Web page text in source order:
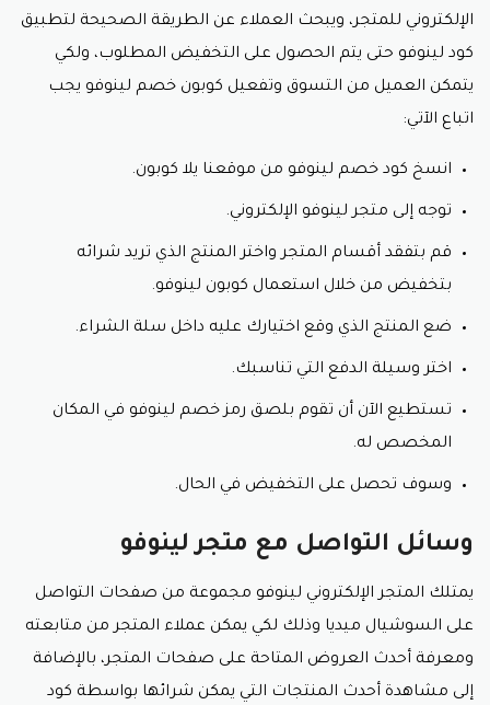
الإلكتروني للمتجر، ويبحث العملاء عن الطريقة الصحيحة لتطبيق
كود لينوفو حتى يتم الحصول على التخفيض المطلوب، ولكي
يتمكن العميل من التسوق وتفعيل كوبون خصم لينوفو يجب
اتباع الآتي:
انسخ كود خصم لينوفو من موقعنا يلا كوبون.
توجه إلى متجر لينوفو الإلكتروني.
قم بتفقد أقسام المتجر واختر المنتج الذي تريد شرائه
بتخفيض من خلال استعمال كوبون لينوفو.
ضع المنتج الذي وقع اختيارك عليه داخل سلة الشراء.
اختر وسيلة الدفع التي تناسبك.
تستطيع الآن أن تقوم بلصق رمز خصم لينوفو في المكان
المخصص له.
وسوف تحصل على التخفيض في الحال.
وسائل التواصل مع متجر لينوفو
يمتلك المتجر الإلكتروني لينوفو مجموعة من صفحات التواصل
على السوشيال ميديا وذلك لكي يمكن عملاء المتجر من متابعته
ومعرفة أحدث العروض المتاحة على صفحات المتجر، بالإضافة
إلى مشاهدة أحدث المنتجات التي يمكن شرائها بواسطة كود